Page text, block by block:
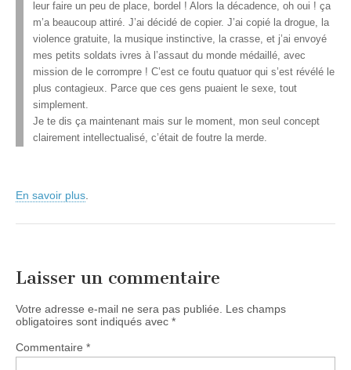
leur faire un peu de place, bordel ! Alors la décadence, oh oui ! ça
m’a beaucoup attiré. J’ai décidé de copier. J’ai copié la drogue, la
violence gratuite, la musique instinctive, la crasse, et j’ai envoyé
mes petits soldats ivres à l’assaut du monde médaillé, avec
mission de le corrompre ! C’est ce foutu quatuor qui s’est révélé le
plus contagieux. Parce que ces gens puaient le sexe, tout
simplement.
Je te dis ça maintenant mais sur le moment, mon seul concept
clairement intellectualisé, c’était de foutre la merde.
En savoir plus
Laisser un commentaire
Votre adresse e-mail ne sera pas publiée.
Les champs
obligatoires sont indiqués avec *
Commentaire *